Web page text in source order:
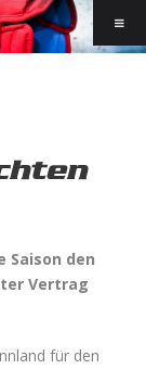
Saison den
Vertrag
für den